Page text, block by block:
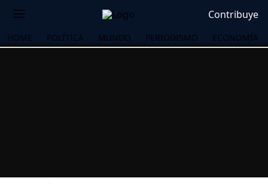
Contribuye
HOME POLÍTICA MUNDO PERIODISMO ECONOMÍA